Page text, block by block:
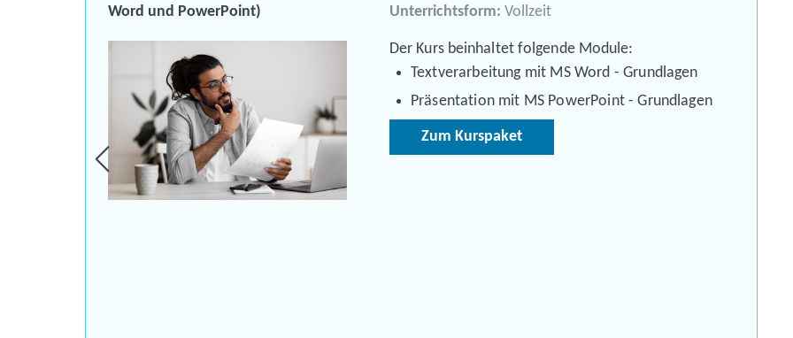
Word und PowerPoint)
Unterrichtsform: Vollzeit
Der Kurs beinhaltet folgende Module:
Textverarbeitung mit MS Word - Grundlagen
Präsentation mit MS PowerPoint - Grundlagen
Zum Kurspaket